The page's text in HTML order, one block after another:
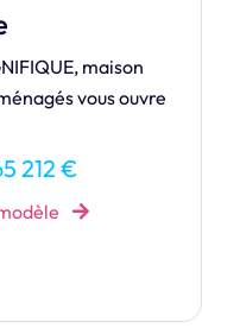
pour cette
composée de trois
968 €